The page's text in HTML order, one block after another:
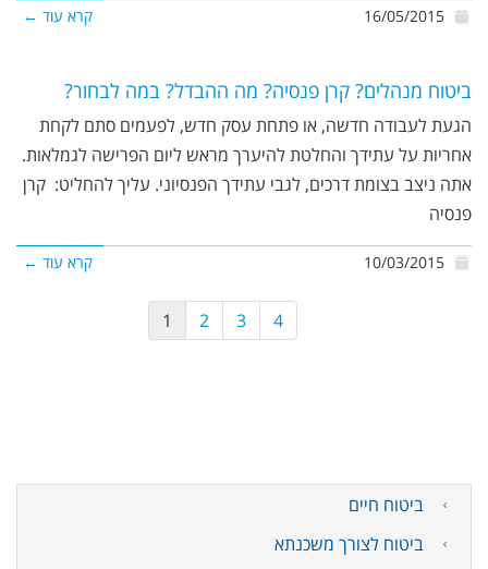
קרא עוד ←
ביטוח מנהלים? קרן פנסיה? מה ההבדל? במה לבחור?
הגעת לעבודה חדשה, או פתחת עסק חדש, לפעמים סתם לקחת
אחריות על עתידך והחלטת להיערך מראש ליום הפרישה לגמלאות.
אתה ניצב בצומת דרכים, לגבי עתידך הפנסיוני. עליך להחליט: קרן
פנסיה
קרא עוד ←
1 2 3 4
ביטוח חיים
ביטוח לצורך משכנתא